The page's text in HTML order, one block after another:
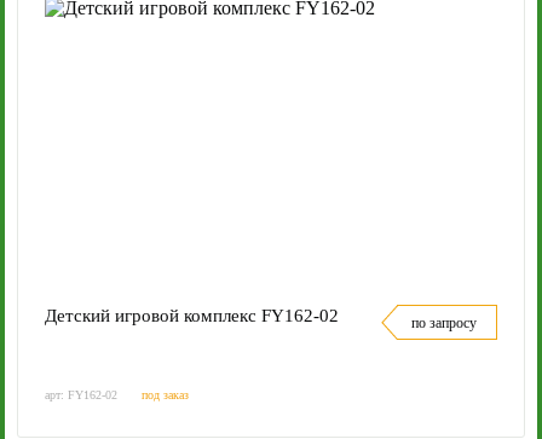
Детский игровой комплекс FY162-02 по запросу
арт: FY162-02 под заказ